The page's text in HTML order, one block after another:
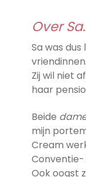
Over
Sa was dus
vriendinnen.
Zij wil niet
haar
Beide
mijn
Cream
Conventie-
Ook oogst